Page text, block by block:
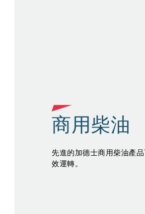
商用柴油
先進的加德士商用柴油產
效運轉。